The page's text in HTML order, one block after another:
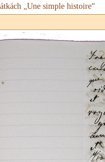
„Une simple histoire“